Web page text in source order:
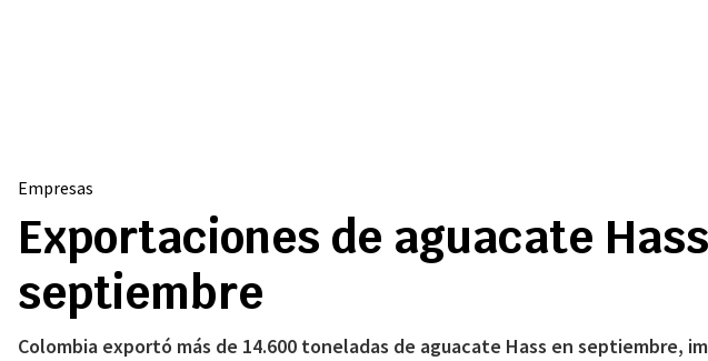
Empresas
Exportaciones de aguacate
septiembre
Colombia exportó más de 14.600 toneladas de aguacate Hass en septiembre,